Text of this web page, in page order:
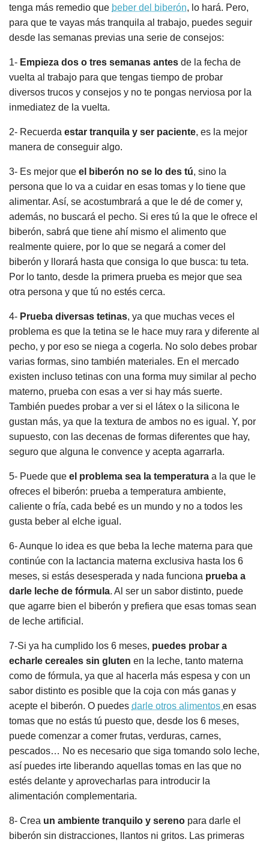
tenga más remedio que beber del biberón, lo hará. Pero,
para que te vayas más tranquila al trabajo, puedes seguir
desde las semanas previas una serie de consejos:
1- Empieza dos o tres semanas antes de la fecha de
vuelta al trabajo para que tengas tiempo de probar
diversos trucos y consejos y no te pongas nerviosa por la
inmediatez de la vuelta.
2- Recuerda estar tranquila y ser paciente, es la mejor
manera de conseguir algo.
3- Es mejor que el biberón no se lo des tú, sino la
persona que lo va a cuidar en esas tomas y lo tiene que
alimentar. Así, se acostumbrará a que le dé de comer y,
además, no buscará el pecho. Si eres tú la que le ofrece el
biberón, sabrá que tiene ahí mismo el alimento que
realmente quiere, por lo que se negará a comer del
biberón y llorará hasta que consiga lo que busca: tu teta.
Por lo tanto, desde la primera prueba es mejor que sea
otra persona y que tú no estés cerca.
4- Prueba diversas tetinas, ya que muchas veces el
problema es que la tetina se le hace muy rara y diferente al
pecho, y por eso se niega a cogerla. No solo debes probar
varias formas, sino también materiales. En el mercado
existen incluso tetinas con una forma muy similar al pecho
materno, prueba con esas a ver si hay más suerte.
También puedes probar a ver si el látex o la silicona le
gustan más, ya que la textura de ambos no es igual. Y, por
supuesto, con las decenas de formas diferentes que hay,
seguro que alguna le convence y acepta agarrarla.
5- Puede que el problema sea la temperatura a la que le
ofreces el biberón: prueba a temperatura ambiente,
caliente o fría, cada bebé es un mundo y no a todos les
gusta beber al elche igual.
6- Aunque lo idea es que beba la leche materna para que
continúe con la lactancia materna exclusiva hasta los 6
meses, si estás desesperada y nada funciona prueba a
darle leche de fórmula. Al ser un sabor distinto, puede
que agarre bien el biberón y prefiera que esas tomas sean
de leche artificial.
7-Si ya ha cumplido los 6 meses, puedes probar a
echarle cereales sin gluten en la leche, tanto materna
como de fórmula, ya que al hacerla más espesa y con un
sabor distinto es posible que la coja con más ganas y
acepte el biberón. O puedes darle otros alimentos en esas
tomas que no estás tú puesto que, desde los 6 meses,
puede comenzar a comer frutas, verduras, carnes,
pescados… No es necesario que siga tomando solo leche,
así puedes irte liberando aquellas tomas en las que no
estés delante y aprovecharlas para introducir la
alimentación complementaria.
8- Crea un ambiente tranquilo y sereno para darle el
biberón sin distracciones, llantos ni gritos. Las primeras